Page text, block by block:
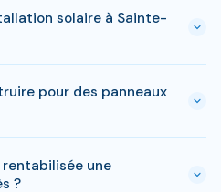
solaire à Sainte-
en Alpes-Maritimes
TVA réduite), le
sous 4 000 € pour une
pour des panneaux
est classé ou en zone protégée
une
?